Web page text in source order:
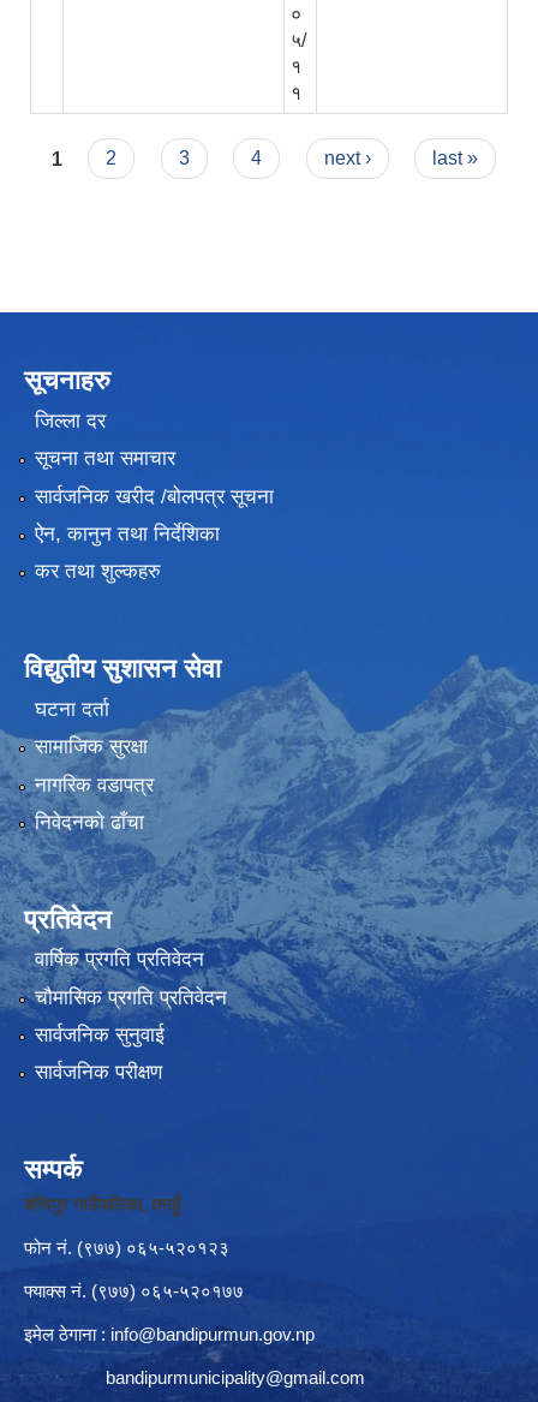
०
५/
१
१
Pages
1 2 3 4 next › last »
सूचनाहरु
जिल्ला दर
सूचना तथा समाचार
सार्वजनिक खरीद /बोलपत्र सूचना
ऐन, कानुन तथा निर्देशिका
कर तथा शुल्कहरु
विद्युतीय सुशासन सेवा
घटना दर्ता
सामाजिक सुरक्षा
नागरिक वडापत्र
निवेदनको ढाँचा
प्रतिवेदन
वार्षिक प्रगति प्रतिवेदन
चौमासिक प्रगति प्रतिवेदन
सार्वजनिक सुनुवाई
सार्वजनिक परीक्षण
सम्पर्क
बन्दिपुर गाउँपालिका, तनहुँ
फोन नं‍. (९७७) ०६५-५२०१२३
फ्याक्स नं. (९७७) ०६५-५२०१७७
इमेल ठेगाना : info@bandipurmun.gov.np
bandipurmunicipality@gmail.com